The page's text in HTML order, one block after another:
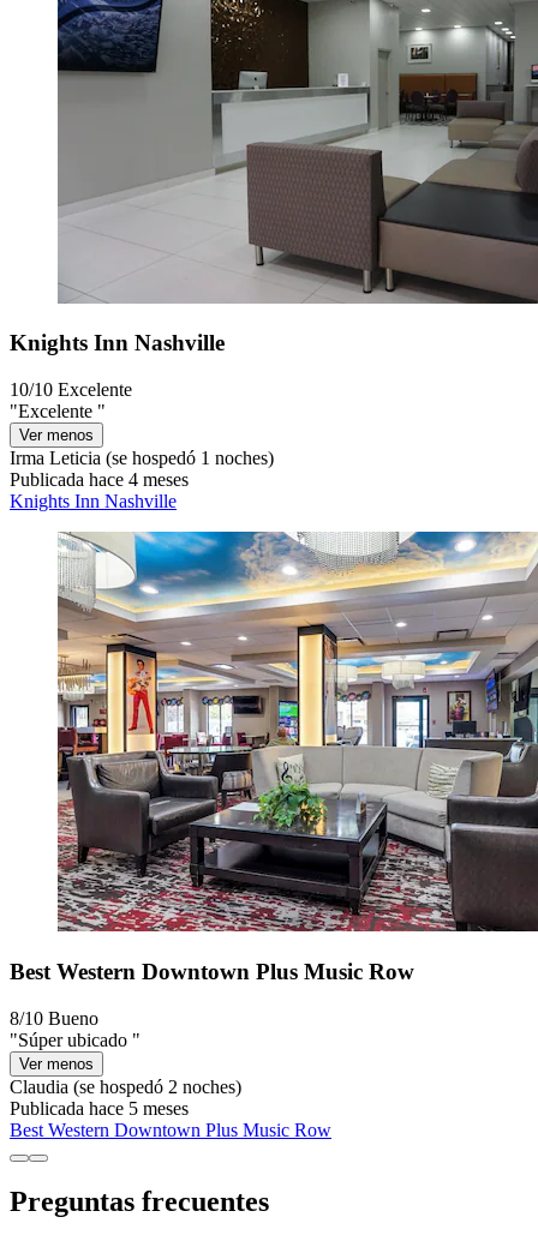
Knights Inn Nashville
10/10 Excelente
"Excelente "
Ver menos
Irma Leticia (se hospedó 1 noches)
Publicada hace 4 meses
Knights Inn Nashville
Best Western Downtown Plus Music Row
8/10 Bueno
"Súper ubicado "
Ver menos
Claudia (se hospedó 2 noches)
Publicada hace 5 meses
Best Western Downtown Plus Music Row
Preguntas frecuentes